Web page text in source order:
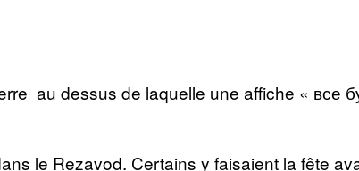
au dessus de laquelle une affiche « все
le Rezavod. Certains y faisaient la fête